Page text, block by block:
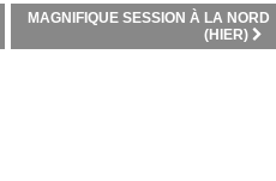
MAGNIFIQUE SESSION À LA NORD
(HIER)